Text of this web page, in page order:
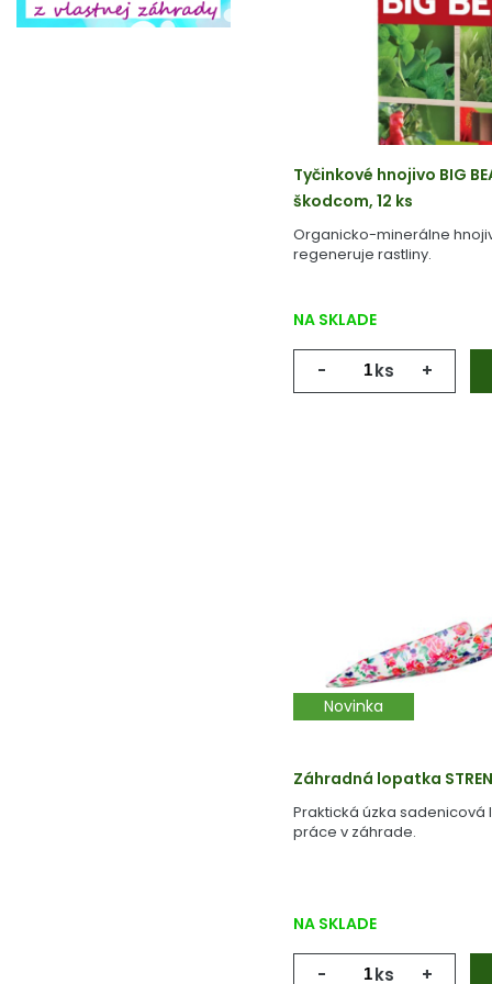
Tyčinkové hnojivo BIG
škodcom, 12 ks
Organicko-minerálne
regeneruje rastliny.
NA SKLADE
- ks +
Novinka
Záhradná lopatka
Praktická úzka
práce v záhrade.
NA SKLADE
- ks +